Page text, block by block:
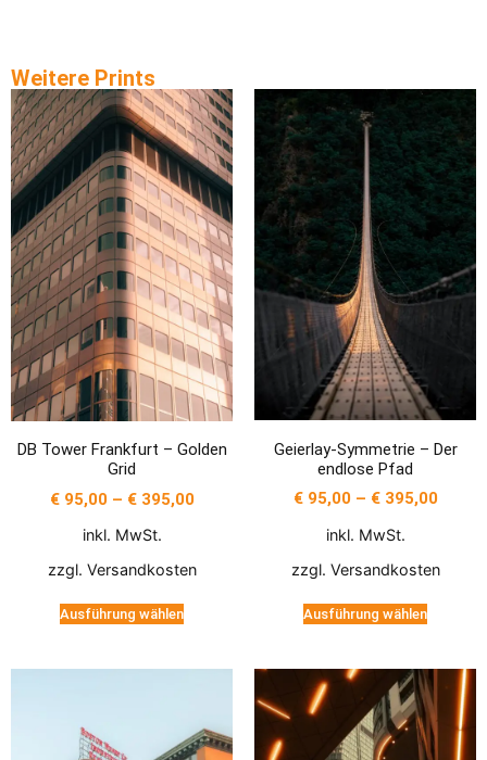
Weitere Prints
DB Tower Frankfurt – Golden
Grid
€95,00– €395,00
inkl. MwSt.
zzgl. Versandkosten
Ausführung wählen
Geierlay-Symmetrie – Der
endlose Pfad
€95,00– €395,00
inkl. MwSt.
zzgl. Versandkosten
Ausführung wählen